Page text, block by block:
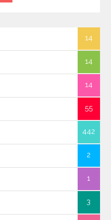
14
14
14
55
442
2
1
3